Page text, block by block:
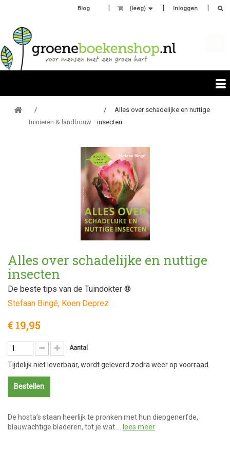
Inloggen
(leeg)
Blog
Tuinieren & landbouw
Alles over schadelijke en nuttige
insecten
Alles over schadelijke en nuttige
insecten
De beste tips van de Tuindokter ®
Stefaan Bingé; Koen Deprez
€ 19,95
Aantal
Tijdelijk niet leverbaar, wordt geleverd zodra weer op voorraad
Bestellen
De hosta’s staan heerlijk te pronken met hun diepgenerfde,
blauwachtige bladeren, tot je wat … lees meer